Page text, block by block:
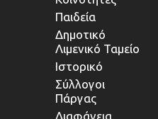
Παιδεία
Δημοτικό
Λιμενικό Ταμείο
Ιστορικό
Σύλλογοι
Πάργας
Διαφάνεια